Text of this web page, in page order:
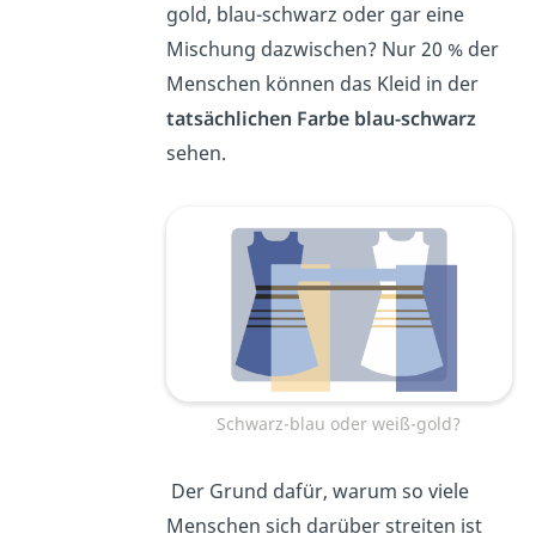
gold, blau-schwarz oder gar eine
Mischung dazwischen? Nur 20 % der
Menschen können das Kleid in der
tatsächlichen Farbe blau-schwarz
sehen.
Schwarz-blau oder weiß-gold?
Der Grund dafür, warum so viele
Menschen sich darüber streiten ist